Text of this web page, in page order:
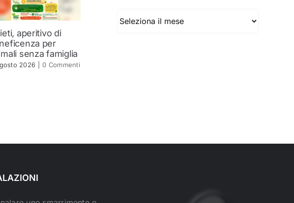
aperitivo di
per
senza famiglia
2026 0 Commenti